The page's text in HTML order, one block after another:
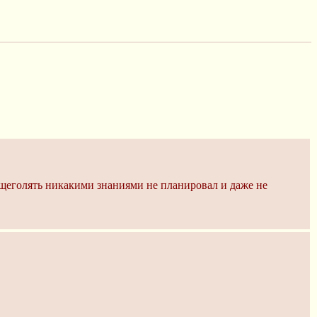
никакими знаниями не планировал и даже не